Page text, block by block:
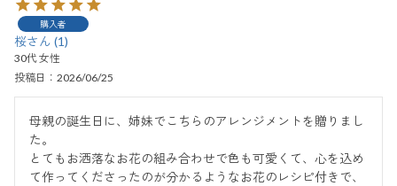
購入者
桜 1
30代女性
投稿日
2026/06/25
母親の誕生日に、姉妹でこちらのアレンジメントを贈りまし
た。
とてもお洒落なお花の組み合わせで色も可愛くて、心を込め
て作ってくださったのが分かるようなお花のレシピ付きで、